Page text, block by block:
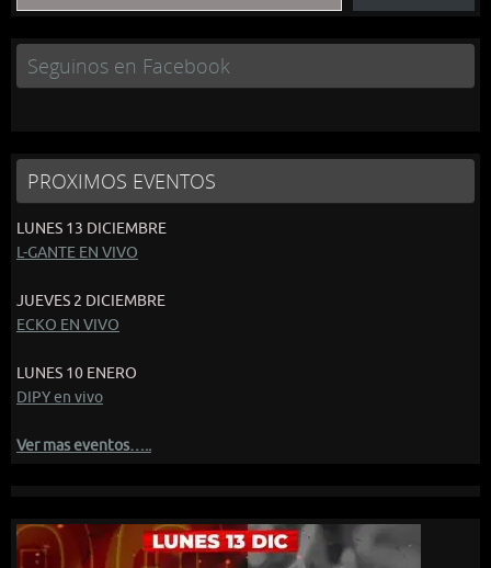
Seguinos en Facebook
PROXIMOS EVENTOS
LUNES 13 DICIEMBRE
L-GANTE EN VIVO
JUEVES 2 DICIEMBRE
ECKO EN VIVO
LUNES 10 ENERO
DIPY en vivo
Ver mas eventos…..